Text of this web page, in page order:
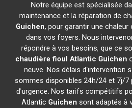
Notre équipe est spécialisée
maintenance et la réparation de
Guichen, pour garantir une
dans vos foyers. Nous
répondre à vos besoins, que ce
chaudière fioul Atlantic Guichen
neuve. Nos délais d'intervention
sommes disponibles 24h/24 et 7j/7
d'urgence. Nos tarifs compétitifs
Atlantic Guichen sont adaptés à